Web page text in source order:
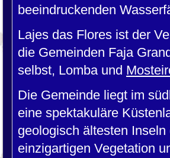
beeindruckenden
Lajes das Flores ist der
die Gemeinden Faja
selbst, Lomba und
Die Gemeinde liegt im
eine spektakuläre
geologisch ältesten
einzigartigen Vegetation